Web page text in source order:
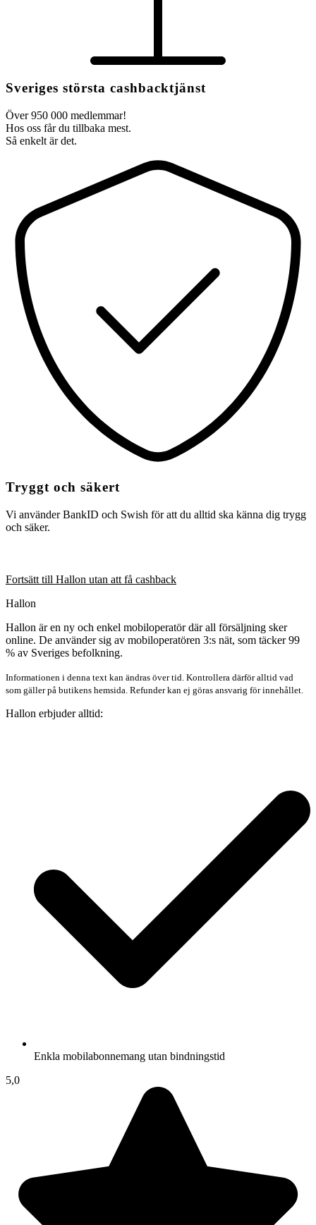
Sveriges största cashbacktjänst
Över 950 000 medlemmar!
Hos oss får du tillbaka mest.
Så enkelt är det.
Tryggt och säkert
Vi använder BankID och Swish för att du alltid ska känna dig trygg
och säker.
Fortsätt till Hallon utan att få cashback
Hallon
Hallon är en ny och enkel mobiloperatör där all försäljning sker
online. De använder sig av mobiloperatören 3:s nät, som täcker 99
% av Sveriges befolkning.
Informationen i denna text kan ändras över tid. Kontrollera därför alltid vad
som gäller på butikens hemsida. Refunder kan ej göras ansvarig för innehållet.
Hallon erbjuder alltid:
Enkla mobilabonnemang utan bindningstid
5,0